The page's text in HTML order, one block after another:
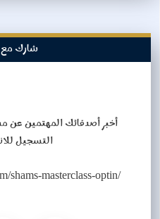
شارك
أخبر أصدقائك المهتمين
التسجيل
shams-masterclass-optin/